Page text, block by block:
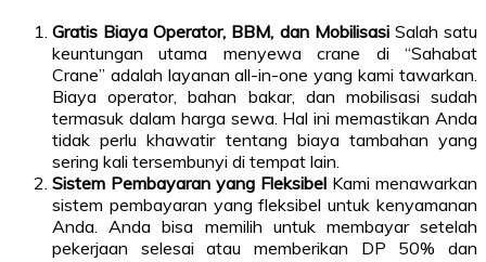
Gratis Biaya Operator, BBM, dan MobilisasiSalah satu
keuntungan utama menyewa crane di “Sahabat
Crane” adalah layanan all-in-one yang kami tawarkan.
Biaya operator, bahan bakar, dan mobilisasi sudah
termasuk dalam harga sewa. Hal ini memastikan Anda
tidak perlu khawatir tentang biaya tambahan yang
sering kali tersembunyi di tempat lain.
Sistem Pembayaran yang Fleksibel Kami menawarkan
sistem pembayaran yang fleksibel untuk kenyamanan
Anda. Anda bisa memilih untuk membayar setelah
pekerjaan selesai atau memberikan DP 50% dan